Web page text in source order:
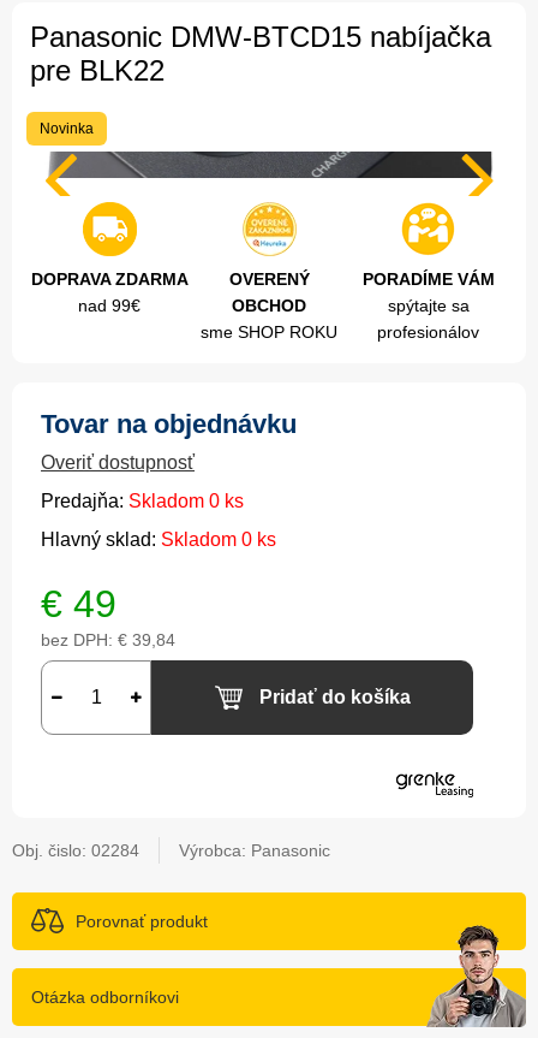
Panasonic DMW-BTCD15 nabíjačka
pre BLK22
Novinka
DOPRAVA ZDARMA
nad 99€
OVERENÝ
OBCHOD
sme SHOP ROKU
PORADÍME VÁM
spýtajte sa
profesionálov
Tovar na objednávku
Overiť dostupnosť
Predajňa: Skladom 0 ks
Hlavný sklad: Skladom 0 ks
€ 49
bez DPH: € 39,84
Pridať do košíka
Obj. čislo: 02284 Výrobca: Panasonic
Porovnať produkt
Otázka odborníkovi